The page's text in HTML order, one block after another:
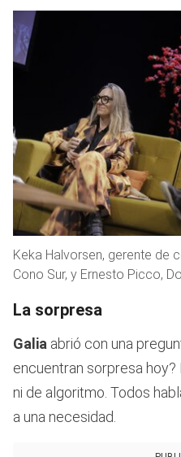
Keka Halvorsen, gerente de
Cono Sur, y Ernesto Picco,
La sorpresa
Galia abrió con una
encuentran sorpresa
ni de algoritmo. Todos
a una necesidad.